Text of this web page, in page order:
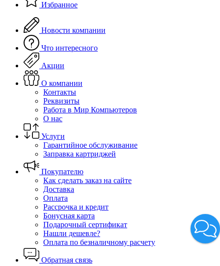
Избранное
Новости компании
Что интересного
Акции
О компании
Контакты
Реквизиты
Работа в Мир Компьютеров
О нас
Услуги
Гарантийное обслуживание
Заправка картриджей
Покупателю
Как сделать заказ на сайте
Доставка
Оплата
Рассрочка и кредит
Бонусная карта
Подарочный сертификат
Нашли дешевле?
Оплата по безналичному расчету
Обратная связь